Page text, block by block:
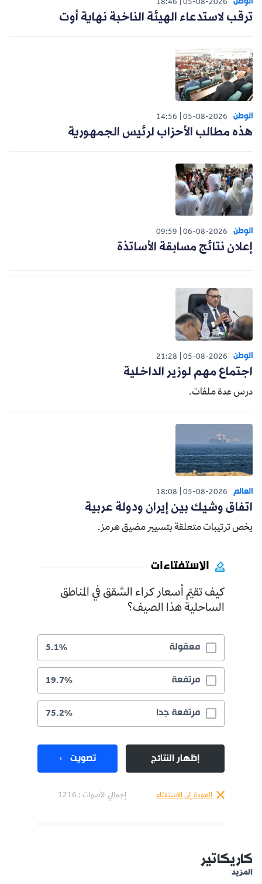
05-08-2026
18:46
ترقب لاستدعاء الهيئة الناخبة نهاية أوت
الوطن 05-08-2026
14:56
هذه مطالب الأحزاب لرئيس الجمهورية
الوطن 06-08-2026
09:59
إعلان نتائج مسابقة الأساتذة
الوطن 05-08-2026
21:28
اجتماع مهم لوزير الداخلية
درس عدة ملفات.
العالم 05-08-2026
18:08
اتفاق وشيك بين إيران ودولة عربية
يخص ترتيبات متعلقة بتسيير مضيق هرمز.
الاستفتاءات
كيف تقيّم أسعار كراء الشقق في المناطق
الساحلية هذا الصيف؟
معقولة 5.1%
مرتفعة 19.7%
مرتفعة جدا 75.2%
إظهار النتائج تصويت
العودة إلى الاستفتاء إجمالي الأصوات : 1216
كاريكاتير
المزيد